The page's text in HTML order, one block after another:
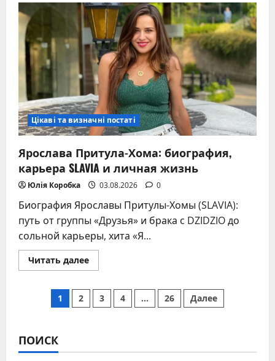
Данилец:
путь
чемпиона,
онлайн-
тренера
и
человека,
который
не
прячется
от
вызовов
Цікаві та визначні постаті
Ярослава Притула-Хома: биография,
карьера SLAVIA и личная жизнь
Юлія Коробка 03.08.2026 0
Биография Ярославы Притулы-Хомы (SLAVIA):
путь от группы «Друзья» и брака с DZIDZIO до
сольной карьеры, хита «Я...
Читать далееПрочитать
больше
Притула-
Хома:
биография,
жизнь
Пагинация
1 2 3 4 … 26 Далее
ПОИСК